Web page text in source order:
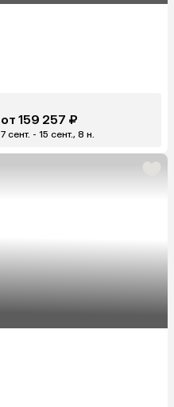
от 159 257 ₽
7 сент. - 15 сент., 8 н.